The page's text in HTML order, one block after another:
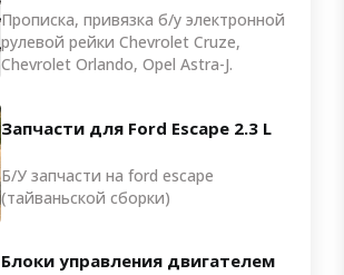
Прописка, привязка б/у электронной
рулевой рейки Chevrolet Cruze,
Chevrolet Orlando, Opel Astra-J.
Запчасти для Ford Escape 2.3 L
Б/У запчасти на ford escape
(тайваньской сборки)
Блоки управления двигателем